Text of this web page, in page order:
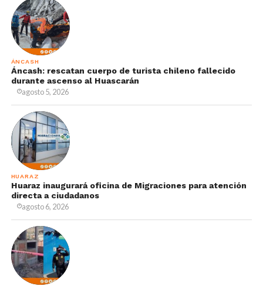
ÁNCASH
Áncash: rescatan cuerpo de turista chileno fallecido
durante ascenso al Huascarán
agosto 5, 2026
HUARAZ
Huaraz inaugurará oficina de Migraciones para atención
directa a ciudadanos
agosto 6, 2026